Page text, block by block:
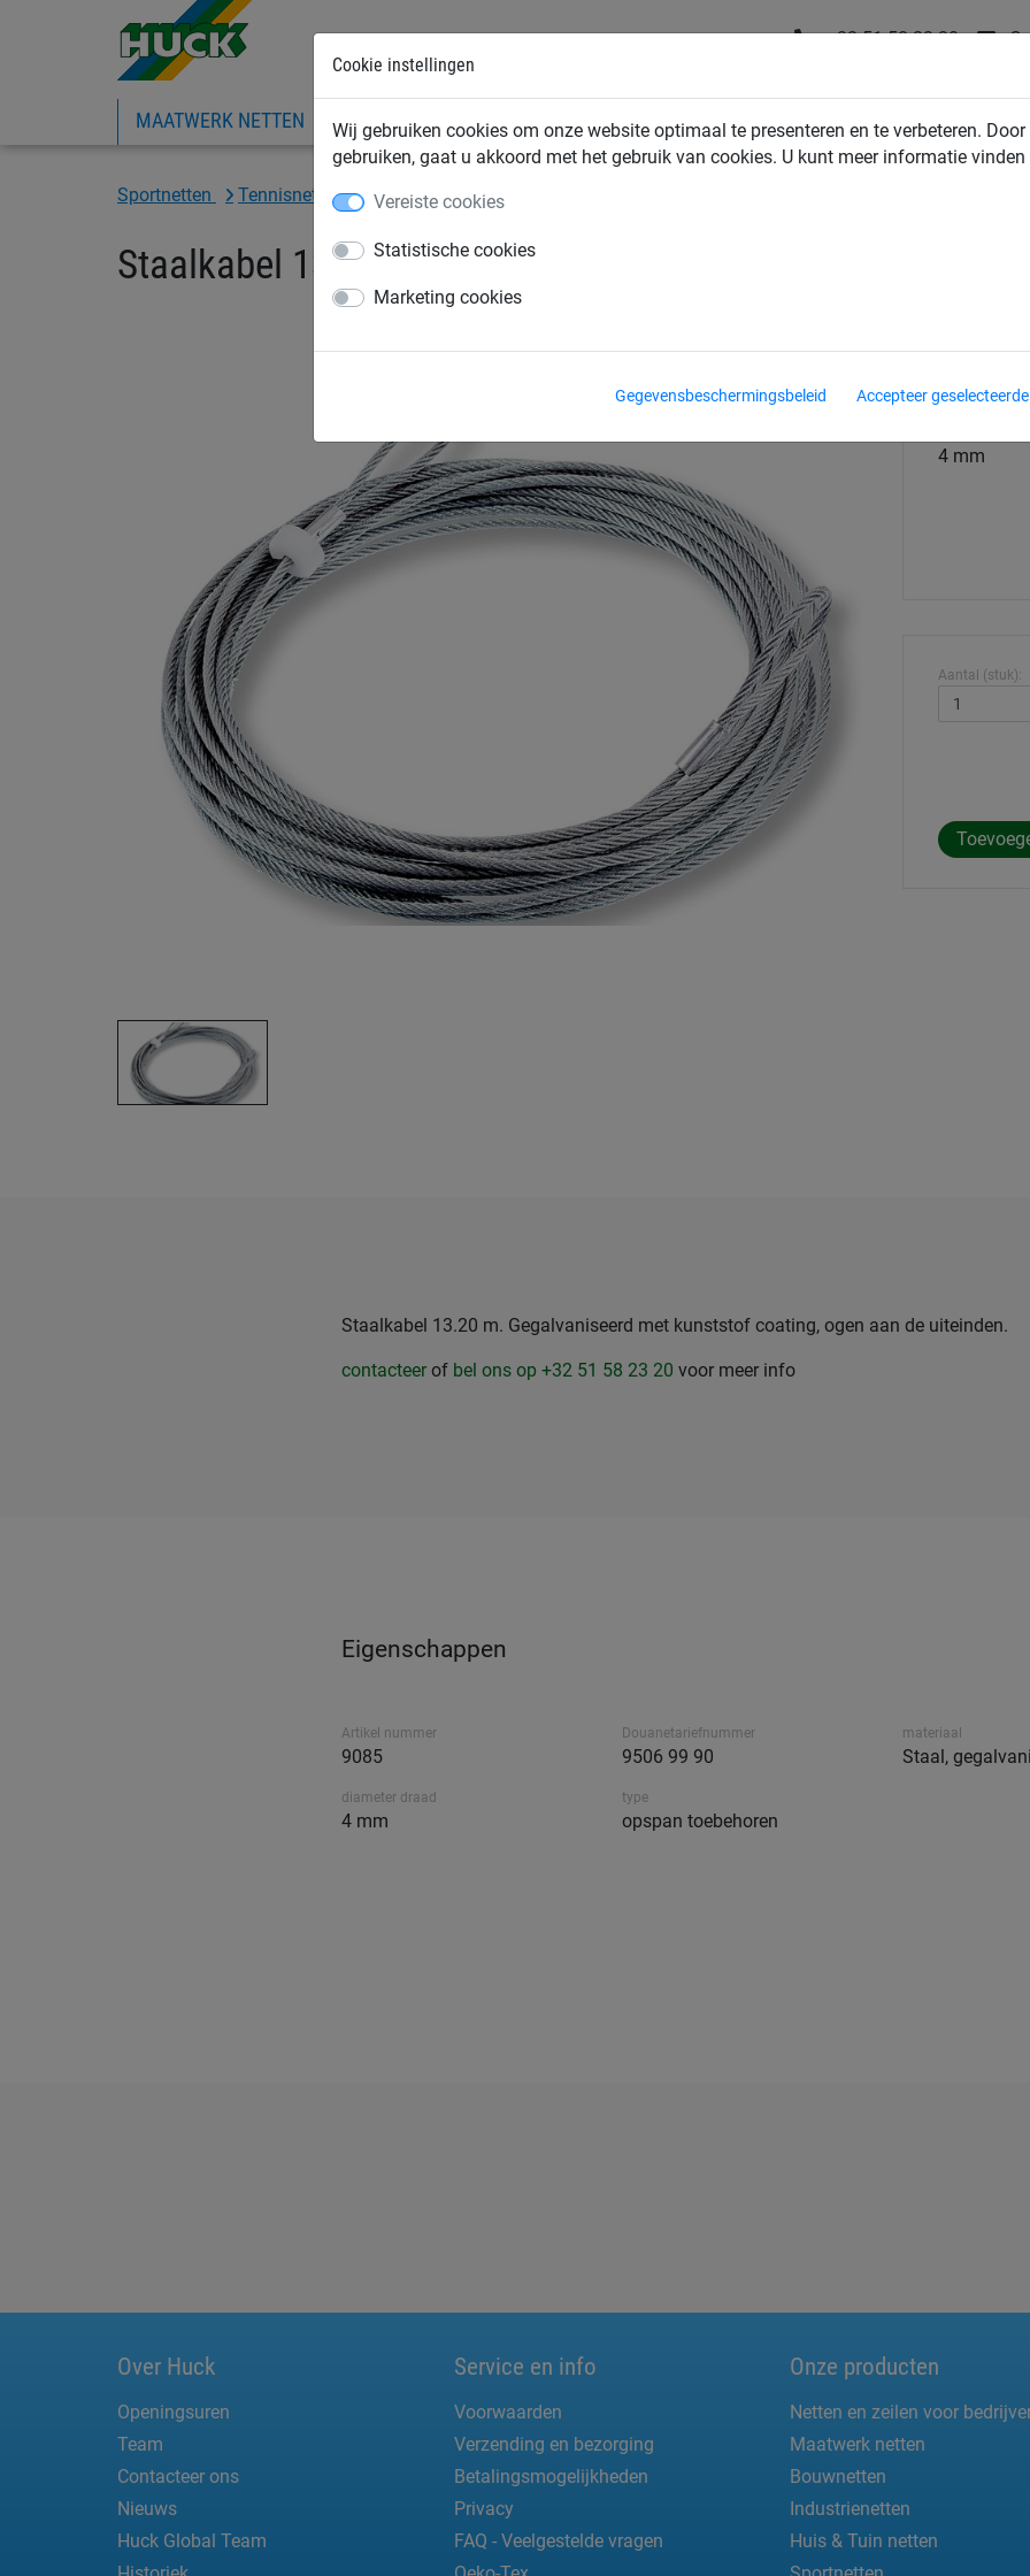
Cookie instellingen
Wij gebruiken cookies om onze website optimaal te presenteren en te verbeteren.
gebruiken, gaat u akkoord met het gebruik van cookies. U kunt meer informatie vinden
Vereiste cookies
Statistische cookies
Marketing cookies
Gegevensbeschermingsbeleid Accepteer geselecteerde
+32 51 58 23 20
MAATWERK NETTEN BOUWNETTEN INDUSTRIENETTEN HUIS & TUIN NETTEN SPORTNETTEN
Sportnetten Tennisnetten Toebehoren voor tennisnetten
Staalkabel 13.20 m
Staal,
4 mm
Aantal (stuk):
Staalkabel 13.20 m. Gegalvaniseerd met kunststof coating, ogen aan de uiteinden.
contacteer of bel ons op +32 51 58 23 20 voor meer info
Eigenschappen
Artikel nummer
9085
Douanetariefnummer
9506 99 90
materiaal
Staal,
diameter draad
4 mm
type
opspan toebehoren
Over Huck
Openingsuren
Team
Contacteer ons
Nieuws
Huck Global Team
Service en info
Voorwaarden
Verzending en bezorging
Betalingsmogelijkheden
Privacy
FAQ - Veelgestelde vragen
Onze producten
Netten en zeilen voor
Maatwerk netten
Bouwnetten
Industrienetten
Huis & Tuin netten